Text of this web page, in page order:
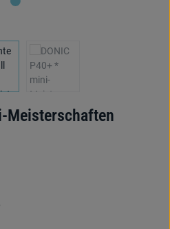
Meisterschaften